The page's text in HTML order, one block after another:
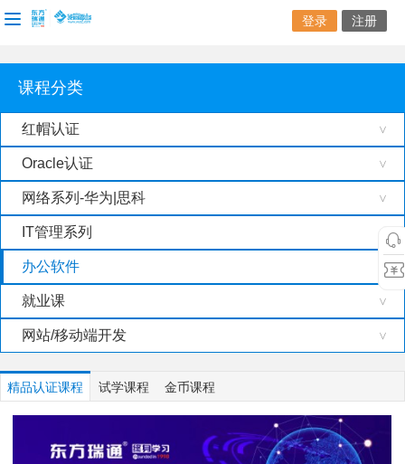
登录 注册
课程分类
>
红帽认证
>
Oracle认证
>
网络系列-华为|思科
>
IT管理系列
办公软件
>
就业课
>
网站/移动端开发
精品认证课程 试学课程 金币课程